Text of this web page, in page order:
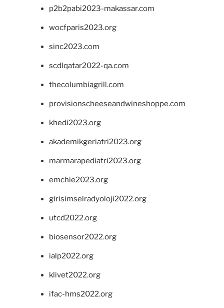
p2b2pabi2023-makassar.com
wocfparis2023.org
sinc2023.com
scdlqatar2022-qa.com
thecolumbiagrill.com
provisionscheeseandwineshoppe.com
khedi2023.org
akademikgeriatri2023.org
marmarapediatri2023.org
emchie2023.org
girisimselradyoloji2022.org
utcd2022.org
biosensor2022.org
ialp2022.org
klivet2022.org
ifac-hms2022.org